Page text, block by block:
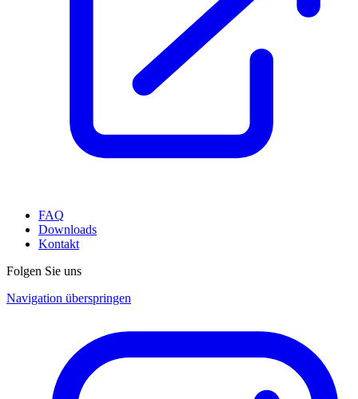
FAQ
Downloads
Kontakt
Folgen Sie uns
Navigation überspringen